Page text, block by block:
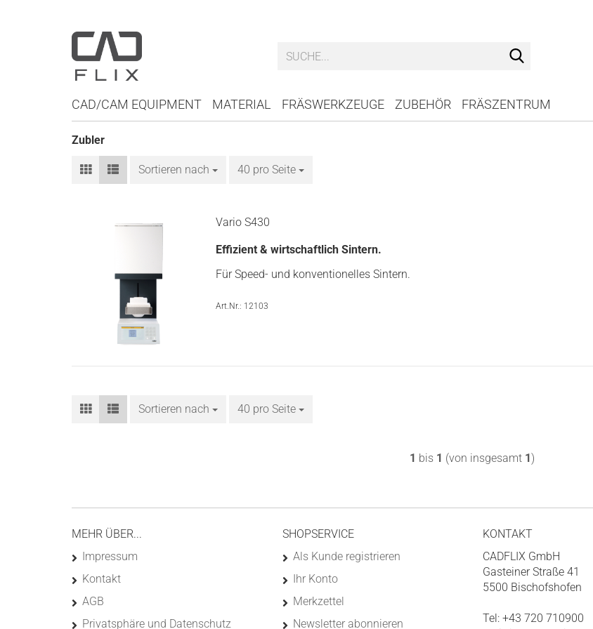
CAD/CAM EQUIPMENT MATERIAL FRÄSWERKZEUGE ZUBEHÖR FRÄSZENTRUM
Zubler
Sortieren nach
Sortieren nach 40 pro Seite
pro Seite
Vario S430
Effizient & wirtschaftlich Sintern​.
Für Speed- und konventionelles Sintern.
Art.Nr.: 12103
Sortieren nach
Sortieren nach 40 pro Seite
pro Seite
1 bis 1 (von insgesamt 1)
MEHR ÜBER...
Impressum
Kontakt
AGB
Privatsphäre und Datenschutz
SHOPSERVICE
Als Kunde registrieren
Ihr Konto
Merkzettel
Newsletter abonnieren
KONTAKT
CADFLIX GmbH
Gasteiner Straße 41
5500 Bischofshofen
Tel: +43 720 710900